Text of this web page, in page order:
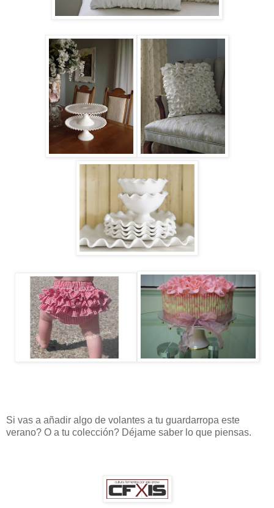
Si vas a añadir algo de volantes a tu guardarropa este
verano? O a tu colección? Déjame saber lo que piensas.